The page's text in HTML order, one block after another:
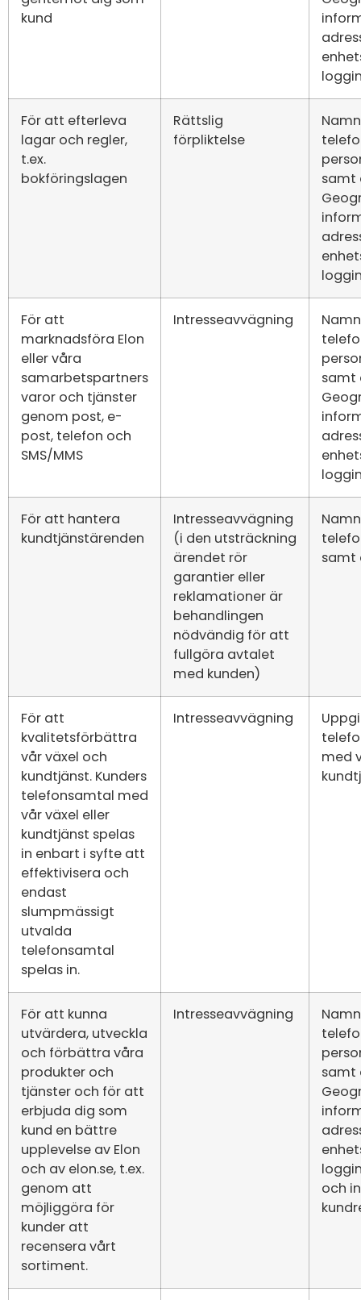
kund
För att efterleva
lagar och regler,
t.ex.
bokföringslagen
Rättslig
förpliktelse
samt
För att
marknadsföra Elon
eller våra
samarbetspartners
varor och tjänster
genom post, e-
post, telefon och
SMS/MMS
Intresseavvägning
samt
För att hantera
kundtjänstärenden
Intresseavvägning
(i den utsträckning
ärendet rör
garantier eller
reklamationer är
behandlingen
nödvändig för att
fullgöra avtalet
med kunden)
samt
För att
kvalitetsförbättra
vår växel och
kundtjänst. Kunders
telefonsamtal med
vår växel eller
kundtjänst spelas
in enbart i syfte att
effektivisera och
endast
slumpmässigt
utvalda
telefonsamtal
spelas in.
Intresseavvägning
med
För att kunna
utvärdera, utveckla
och förbättra våra
produkter och
tjänster och för att
erbjuda dig som
kund en bättre
upplevelse av Elon
och av elon.se, t.ex.
genom att
möjliggöra för
kunder att
recensera vårt
sortiment.
Intresseavvägning
samt
och